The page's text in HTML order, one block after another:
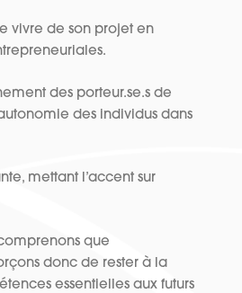
vivre de son projet en
des porteur.se.s de
des individus dans
mettant l’accent sur
que
donc de rester à la
essentielles aux futurs